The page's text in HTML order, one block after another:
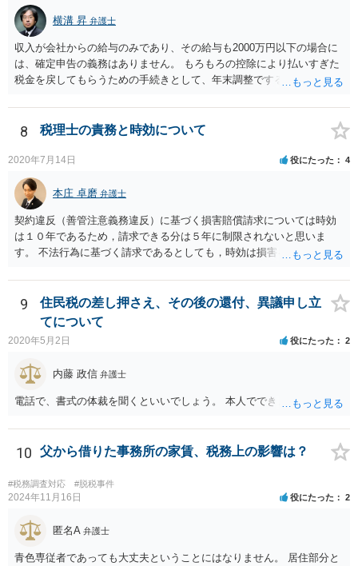
横溝 昇 弁護士
収入が会社からの給与のみであり、その給与も2000万円以下の場合に
は、確定申告の義務はありません。 もろもろの控除により払いすぎた
税金を戻してもらうための手続きとして、年末調整でするのか、確定
する義務がある場合で確定申告をしなかった場合には、税務署の調査
等があり、本来払うべき税金にプラスして加算税の処分を科される場
合もあります。 高額なものでもない限り単なる無申告だけでは直ちに
逮捕されないとは思います。
8 税理士の責務と時効について
2020年7月14日 役にたった 4
本庄 卓磨 弁護士
契約違反（善管注意義務違反）に基づく損害賠償請求については時効
は１０年であるため，請求できる分は５年に制限されないと思いま
す。 不法行為に基づく請求であるとしても，時効は損害を知ってから
とをお勧めいたします。
9
住民税の差し押さえ、その後の還付、異議申し立
てについて
2020年5月2日 役にたった 2
内藤 政信 弁護士
電話で、書式の体裁を聞くといいでしょう。 本人でできますね。
10 父から借りた事務所の家賃、税務上の影響は？
#税務調査対応 #脱税事件
2024年11月16日 役にたった 2
匿名A 弁護士
青色専従者であっても大丈夫ということにはなりません。 居住部分と